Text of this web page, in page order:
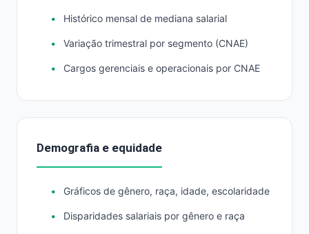
Histórico mensal de mediana salarial
Variação trimestral por segmento (CNAE)
Cargos gerenciais e operacionais por CNAE
Demografia e equidade
Gráficos de gênero, raça, idade, escolaridade
Disparidades salariais por gênero e raça